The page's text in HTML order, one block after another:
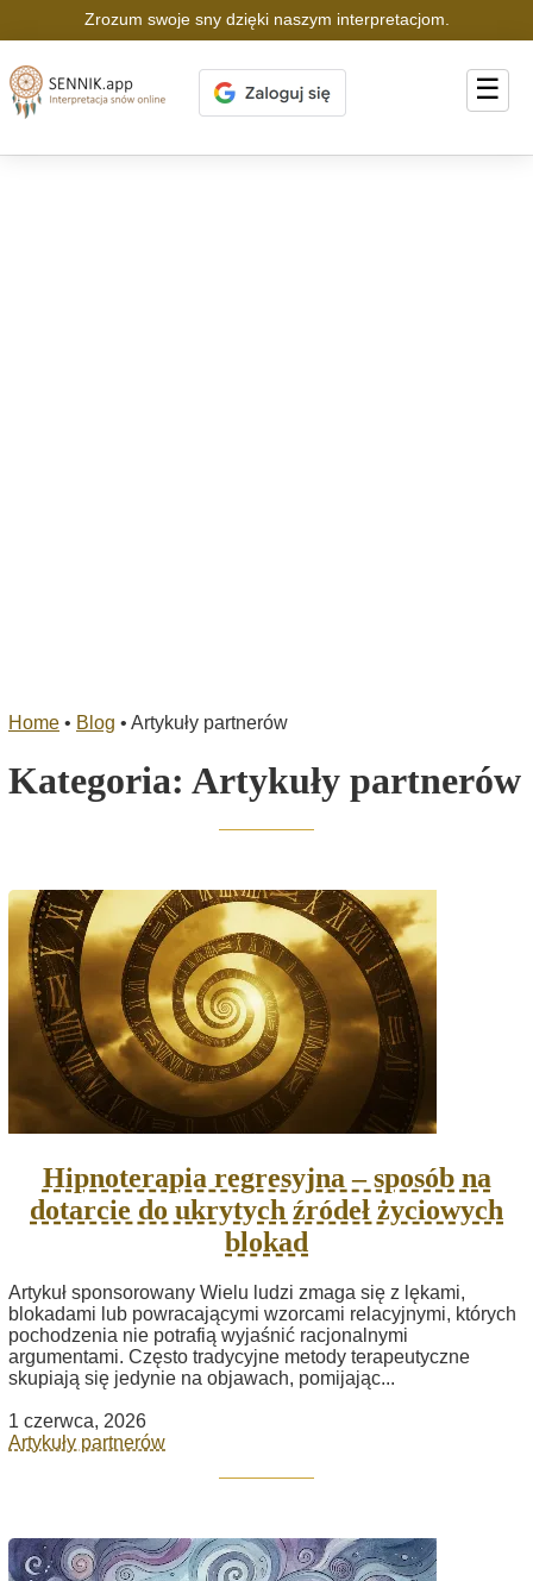
Zrozum swoje sny dzięki naszym interpretacjom.
☰
Home • Blog • Artykuły partnerów
Kategoria: Artykuły partnerów
Hipnoterapia regresyjna – sposób na
dotarcie do ukrytych źródeł życiowych
blokad
Artykuł sponsorowany Wielu ludzi zmaga się z lękami,
blokadami lub powracającymi wzorcami relacyjnymi, których
pochodzenia nie potrafią wyjaśnić racjonalnymi
argumentami. Często tradycyjne metody terapeutyczne
skupiają się jedynie na objawach, pomijając...
1 czerwca, 2026
Artykuły partnerów